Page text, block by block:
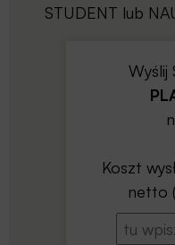
STUDENT lub
Wyślij
Koszt
netto (